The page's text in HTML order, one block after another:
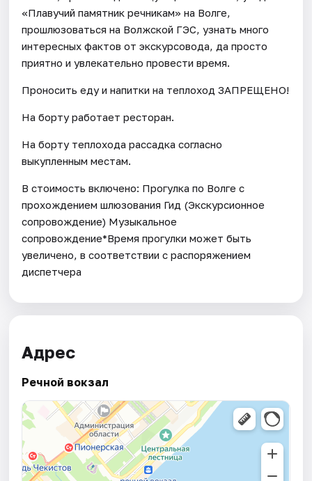
«Плавучий памятник речникам» на Волге,
прошлюзоваться на Волжской ГЭС, узнать много
интересных фактов от экскурсовода, да просто
приятно и увлекательно провести время.
Проносить еду и напитки на теплоход ЗАПРЕЩЕНО!
На борту работает ресторан.
На борту теплохода рассадка согласно
выкупленным местам.
В стоимость включено: Прогулка по Волге с
прохождением шлюзования Гид (Экскурсионное
сопровождение) Музыкальное
сопровождение*Время прогулки может быть
увеличено, в соответствии с распоряжением
диспетчера
Адрес
Речной вокзал